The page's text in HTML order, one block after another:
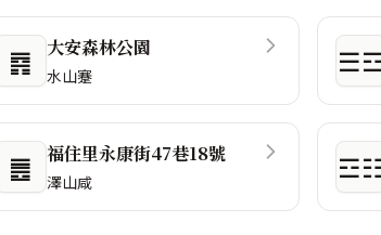
䷴ 大安森林公園
水山蹇
䷌ 福住里永康街47巷18號
澤山咸